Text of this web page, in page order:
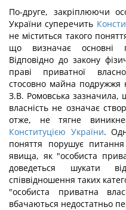
По-друге, закріплюючи
України суперечить
не міститься такого
що визначає основні
Відповідно до закону
праві приватної
стосовно майна подружжя
З.В. Ромовська зазначила,
власність не означає
отже, не тягне
Конституцією України.
поняття порушує
явища, як "особиста
доведеться шукати
співвідношення таких
"особиста приватна
вбачаються недостатньо